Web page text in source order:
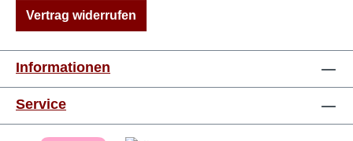
Vertrag widerrufen
Informationen
Service